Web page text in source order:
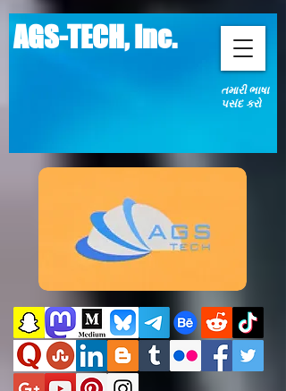
AGS-TECH, Inc.
તમારી ભાષા
પસંદ કરો